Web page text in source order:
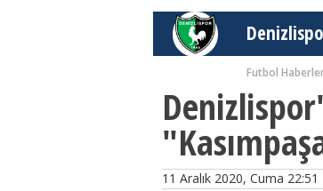
Futbol
11 Aralık 2020, Cuma 22:51